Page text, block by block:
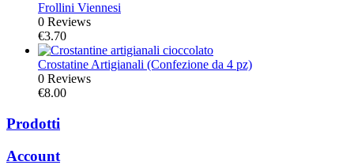
Frollini Viennesi
0 Reviews
€3.70
Crostatine Artigianali (Confezione da 4 pz)
0 Reviews
€8.00
Prodotti
Account